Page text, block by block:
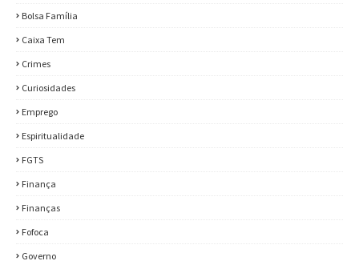
Bolsa Família
Caixa Tem
Crimes
Curiosidades
Emprego
Espiritualidade
FGTS
Finança
Finanças
Fofoca
Governo